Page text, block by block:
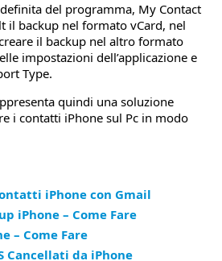
del programma, My Contact
il backup nel formato vCard, nel
il backup nel altro formato
impostazioni dell’applicazione e
Type.
quindi una soluzione
i contatti iPhone sul Pc in modo
iPhone con Gmail
iPhone – Come Fare
– Come Fare
Cancellati da iPhone